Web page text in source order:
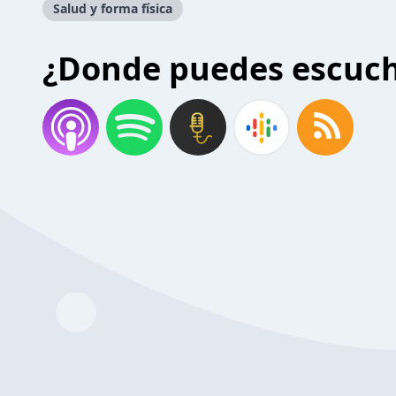
Salud y forma física
¿Donde puedes